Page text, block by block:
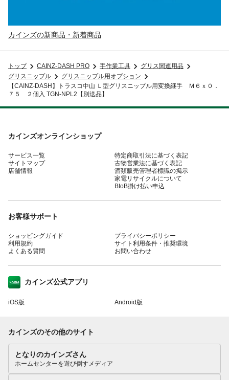
カインズの新商品・新着商品
トップ CAINZ-DASH PRO 手作業工具
グリス関連用品
グリスニップル
グリスニップル用オプション
【CAINZ-DASH】トラスコ中山 Ｌ型グリスニップル用変換継手 Ｍ６ｘ０．
７５ ２個入 TGN-NPL2【別送品】
カインズオンラインショップ
サービス一覧
サイトマップ
店舗情報
特定商取引法に基づく表記
古物営業法に基づく表記
酒類販売管理者標識の掲示
家電リサイクルについて
BtoB掛け払い申込
お客様サポート
ショッピングガイド
利用規約
よくある質問
プライバシーポリシー
サイト利用条件・推奨環境
お問い合わせ
カインズ公式アプリ
iOS版 Android版
カインズのその他のサイト
となりのカインズさん
ホームセンターを遊び倒すメディア